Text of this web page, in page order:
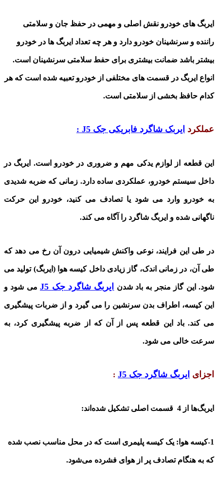
ایربگ های خودرو نقش اصلی و مهمی در حفظ جان و سلامتی
راننده و سرنشینان خودرو دارد و هر چه تعداد ایربگ ها در خودرو
بیشتر باشد ضمانت بیشتری برای حفط سلامتی سرنشینان است.
انواع ایربگ در قسمت های مختلفی از خودرو تعبیه شده است که هر
کدام حافظ بخشی از سلامتی است.
عملکرد ایربک شاگرد فابریکی جک :
این قطعه از لوازم یدکی مهم و ضروری در خودرو است. ایربگ در
داخل سیستم خودرو، عملکردی ساده دارد. زمانی که ضربه شدیدی
به خودرو وارد می شود یا تصادف می کنید، خودرو این حرکت
ناگهانی شده و ایربگ شاگرد را آگاه می کند.
در طی این فرایند، نوعی واکنش شیمیایی درون آن رخ می دهد که
طی آن، در زمانی اندک، گاز زیادی داخل کیسه هوا (ایربگ) تولید می
شود. این گاز منجر به باد شدن ایربگ شاگرد جک می شود و
این کیسه، اطراف بدن سرنشین را می گیرد و از ضربات پیشگیری
می کند. باد این قطعه پس از آن که از ضربه پیشگیری کرد، به
سرعت خالی می شود.
اجزای ایربگ شاگرد جک :
ایربگ‌ها از 4 قسمت اصلی تشکیل شده‌اند :
1-کیسه هوا: یک کیسه پلیمری است که در محل مناسب نصب شده
که به هنگام تصادف پر از هوای فشرده می‌شود.